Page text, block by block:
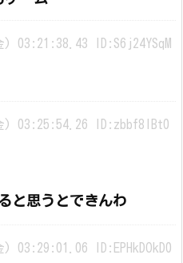
) 03:21:38.43 ID:S6j24YSqM
) 03:25:54.26 ID:zbbf8lBt0
と思うとできんわ
03:29:01.06 ID:EPHkDOkD0